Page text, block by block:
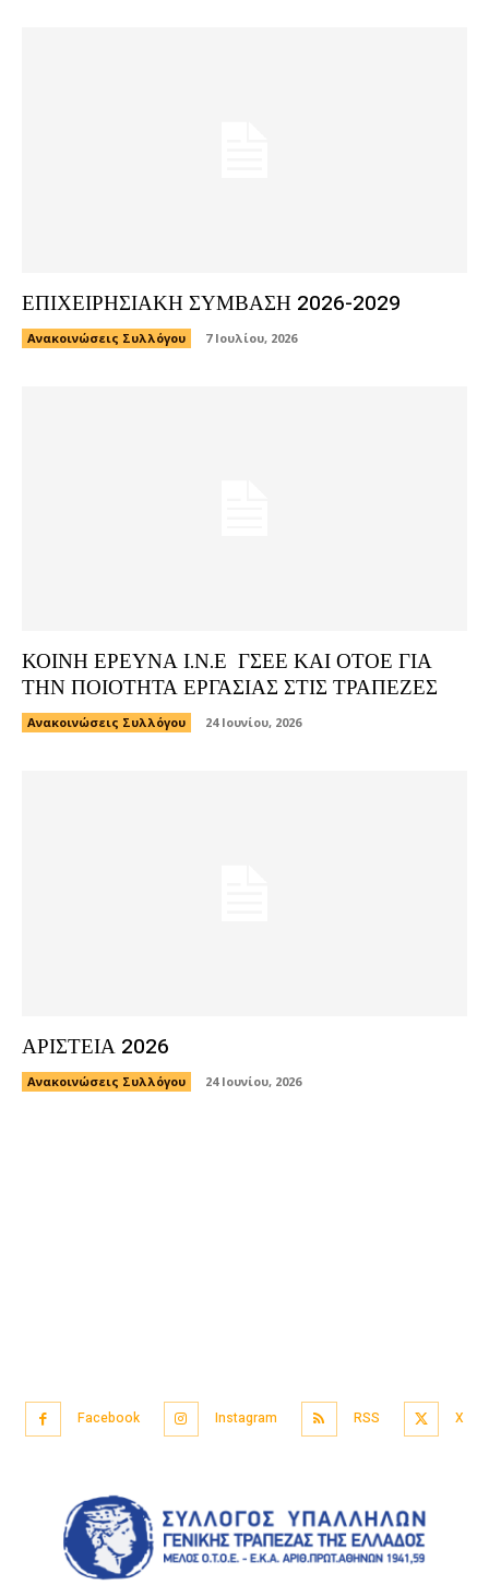
ΕΠΙΧΕΙΡΗΣΙΑΚΗ ΣΥΜΒΑΣΗ 2026-2029
Ανακοινώσεις Συλλόγου 7 Ιουλίου, 2026
ΚΟΙΝΗ ΕΡΕΥΝΑ Ι.Ν.Ε ΓΣΕΕ ΚΑΙ ΟΤΟΕ ΓΙΑ
ΤΗΝ ΠΟΙΟΤΗΤΑ ΕΡΓΑΣΙΑΣ ΣΤΙΣ ΤΡΑΠΕΖΕΣ
Ανακοινώσεις Συλλόγου 24 Ιουνίου, 2026
ΑΡΙΣΤΕΙΑ 2026
Ανακοινώσεις Συλλόγου 24 Ιουνίου, 2026
Facebook Instagram RSS X